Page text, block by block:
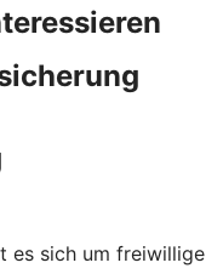
es sich um freiwillige